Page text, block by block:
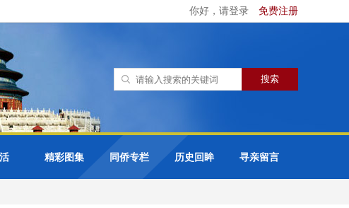
你好，请登录 免费注册
精彩图集 同侨专栏 历史回眸 寻亲留言